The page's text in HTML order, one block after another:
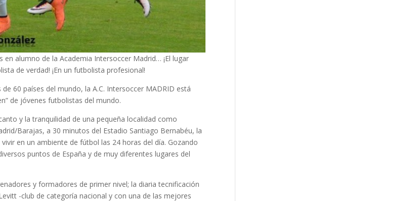
alumno de la Academia Intersoccer Madrid… ¡El lugar
de verdad! ¡En un futbolista profesional!
60 países del mundo, la A.C. Intersoccer MADRID está
de jóvenes futbolistas del mundo.
y la tranquilidad de una pequeña localidad como
Barajas, a 30 minutos del Estadio Santiago Bernabéu, la
en un ambiente de fútbol las 24 horas del día. Gozando
puntos de España y de muy diferentes lugares del
y formadores de primer nivel; la diaria tecnificación
-club de categoría nacional y con una de las mejores